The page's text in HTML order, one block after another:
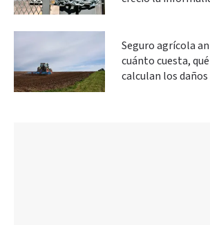
Seguro agrícola
cuánto cuesta,
calculan los daños